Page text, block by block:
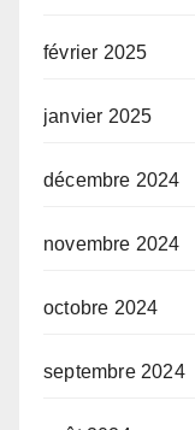
février 2025
janvier 2025
décembre 2024
novembre 2024
octobre 2024
septembre 2024